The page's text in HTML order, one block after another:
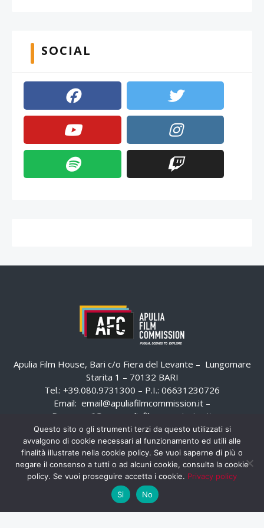
SOCIAL
Apulia Film House, Bari c/o Fiera del Levante – Lungomare
Starita 1 – 70132 BARI
Tel.: +39.080.9731300 – P.I.: 06631230726
Email: email@apuliafilmcommission.it –
Pec:
email@pec.apuliafilmcommission.it
Questo sito o gli strumenti terzi da questo utilizzati si
avvalgono di cookie necessari al funzionamento ed utili alle
finalità illustrate nella cookie policy. Se vuoi saperne di più o
negare il consenso a tutti o ad alcuni cookie, consulta la cookie
policy. Se vuoi proseguire accetta i cookie. Privacy policy
Si
No